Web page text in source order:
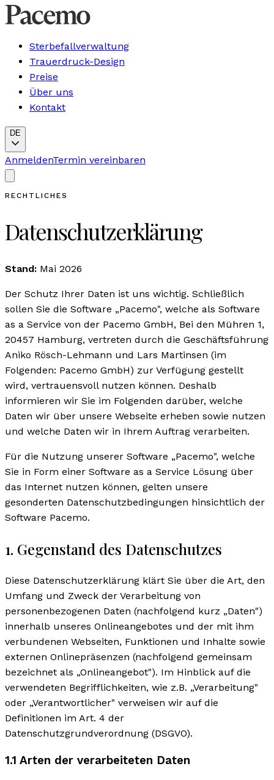
Sterbefallverwaltung
Trauerdruck-Design
Preise
Über uns
Kontakt
DE
AnmeldenTermin vereinbaren
RECHTLICHES
Datenschutzerklärung
Stand: Mai 2026
Der Schutz Ihrer Daten ist uns wichtig. Schließlich
sollen Sie die Software „Pacemo", welche als Software
as a Service von der Pacemo GmbH, Bei den Mühren 1,
20457 Hamburg, vertreten durch die Geschäftsführung
Aniko Rösch-Lehmann und Lars Martinsen (im
Folgenden: Pacemo GmbH) zur Verfügung gestellt
wird, vertrauensvoll nutzen können. Deshalb
informieren wir Sie im Folgenden darüber, welche
Daten wir über unsere Webseite erheben sowie nutzen
und welche Daten wir in Ihrem Auftrag verarbeiten.
Für die Nutzung unserer Software „Pacemo", welche
Sie in Form einer Software as a Service Lösung über
das Internet nutzen können, gelten unsere
gesonderten Datenschutzbedingungen hinsichtlich der
Software Pacemo.
1. Gegenstand des Datenschutzes
Diese Datenschutzerklärung klärt Sie über die Art, den
Umfang und Zweck der Verarbeitung von
personenbezogenen Daten (nachfolgend kurz „Daten")
innerhalb unseres Onlineangebotes und der mit ihm
verbundenen Webseiten, Funktionen und Inhalte sowie
externen Onlinepräsenzen (nachfolgend gemeinsam
bezeichnet als „Onlineangebot"). Im Hinblick auf die
verwendeten Begrifflichkeiten, wie z.B. „Verarbeitung"
oder „Verantwortlicher" verweisen wir auf die
Definitionen im Art. 4 der
Datenschutzgrundverordnung (DSGVO).
1.1 Arten der verarbeiteten Daten